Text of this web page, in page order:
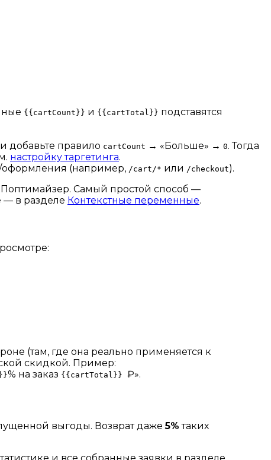
{{cartCount}} и {{cartTotal}} подставятся
и добавьте правило cartCount → «Больше» → 0. Тогда
настройку таргетинга.
оформления (например, /cart/* или /checkout).
Самый простой способ —
в разделе Контекстные переменные.
(там, где она реально применяется к
скидкой. Пример:
% на заказ {{cartTotal}} ₽».
выгоды. Возврат даже5% таких